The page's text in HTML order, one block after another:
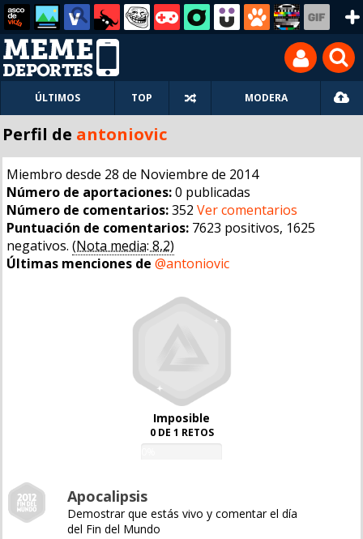
ÚLTIMOS TOP MODERA
Perfil de antoniovic
Miembro desde 28 de Noviembre de 2014
Número de aportaciones:0 publicadas
Número de comentarios:352 Ver comentarios
Puntuación de comentarios: 7623 positivos, 1625
negativos. (Nota media: 8,2)
Últimas menciones de @antoniovic
Imposible
0 DE 1 RETOS
Apocalipsis
Demostrar que estás vivo y comentar el día
del Fin del Mundo